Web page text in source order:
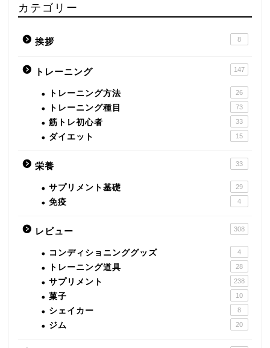
カテゴリー
挨拶 8
トレーニング 147
トレーニング方法 26
トレーニング種目 73
筋トレ初心者 33
ダイエット 15
栄養 33
サプリメント基礎 29
免疫 4
レビュー 308
コンディショニンググッズ 4
トレーニング道具 28
サプリメント 238
菓子 10
シェイカー 8
ジム 20